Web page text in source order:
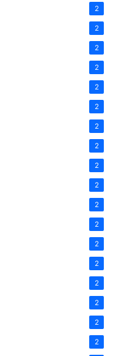
2
2
2
2
2
2
2
2
2
2
2
2
2
2
2
2
2
2